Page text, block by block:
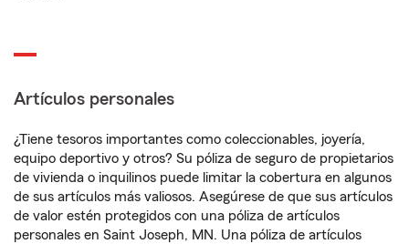
Artículos personales
¿Tiene tesoros importantes como coleccionables, joyería,
equipo deportivo y otros? Su póliza de seguro de propietarios
de vivienda o inquilinos puede limitar la cobertura en algunos
de sus artículos más valiosos. Asegúrese de que sus artículos
de valor estén protegidos con una póliza de artículos
personales en Saint Joseph, MN. Una póliza de artículos